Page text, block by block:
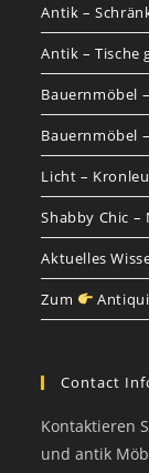
Antik –
Antik – Tische
Bauernmöbel
Bauernmöbel
Licht –
Shabby Chic –
Aktuelles
Zum
Contact
Kontaktieren
und antik